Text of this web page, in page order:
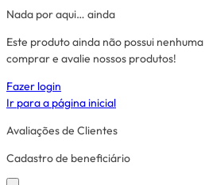
Nada por aqui… ainda
Este produto ainda não possui
comprar e avalie nossos produtos!
Fazer login
Ir para a página inicial
Avaliações de Clientes
Cadastro de beneficiário